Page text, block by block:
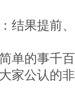
结果提前
单的事千
家公认的